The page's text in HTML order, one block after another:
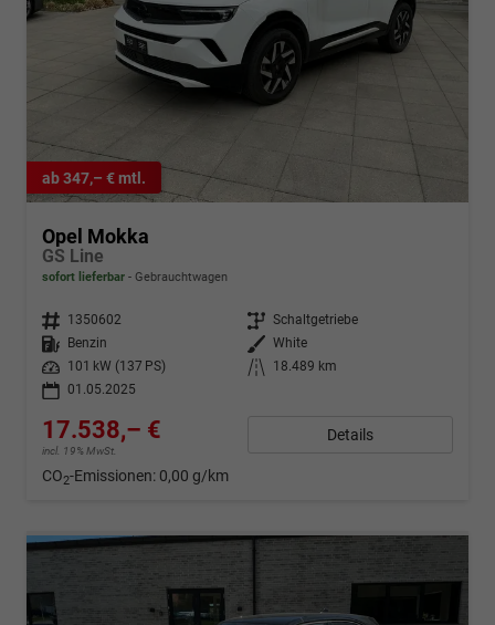
ab 347,– € mtl.
Opel Mokka
GS Line
sofort lieferbar Gebrauchtwagen
Fahrzeugnr. 1350602 Getriebe Schaltgetriebe
Kraftstoff
Benzin Außenfarbe White
Leistung
101 kW (137 PS) Kilometerstand
18.489 km
01.05.2025
17.538,– €
incl. 19% MwSt.
Details
CO2-Emissionen: 0,00 g/km